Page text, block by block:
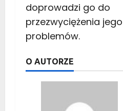
doprowadzi go do
przezwyciężenia jego
problemów.
O AUTORZE